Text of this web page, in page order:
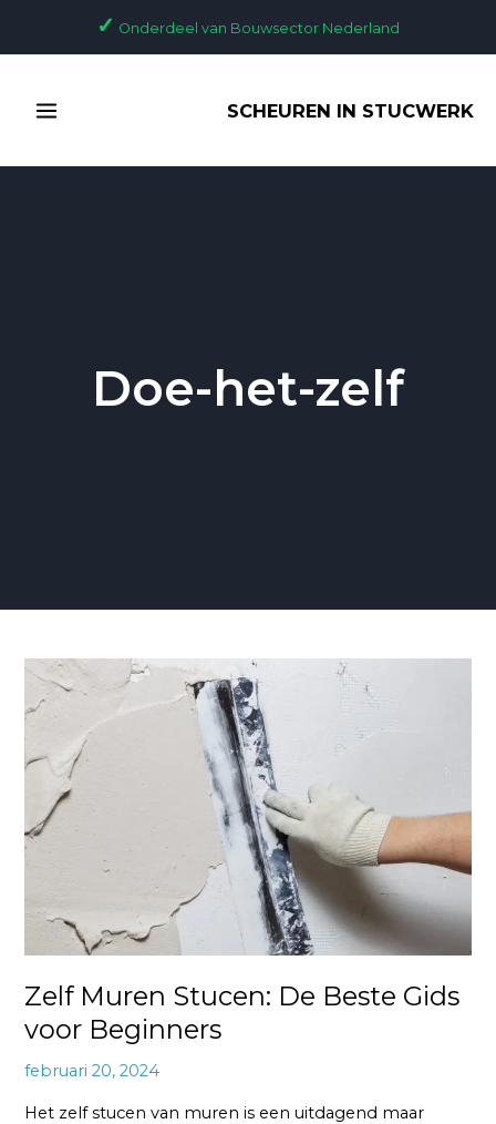
✓ Onderdeel van Bouwsector Nederland
MENU
SCHEUREN IN STUCWERK
Doe-het-zelf
Zelf Muren Stucen: De Beste Gids
voor Beginners
februari 20, 2024
Het zelf stucen van muren is een uitdagend maar
Zelf
Muren
Stucen:
Beste
Gids
voor
Beginners